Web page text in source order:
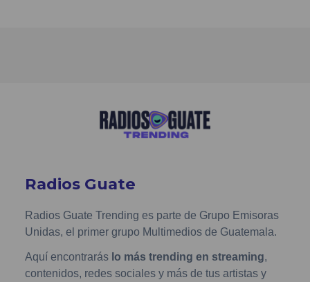
Radios Guate
Radios Guate Trending es parte de Grupo Emisoras
Unidas, el primer grupo Multimedios de Guatemala.
Aquí encontrarás lo más trending en streaming,
contenidos, redes sociales y más de tus artistas y